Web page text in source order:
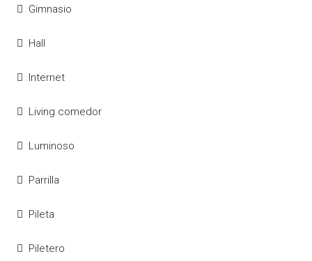
Gimnasio
Hall
Internet
Living comedor
Luminoso
Parrilla
Pileta
Piletero